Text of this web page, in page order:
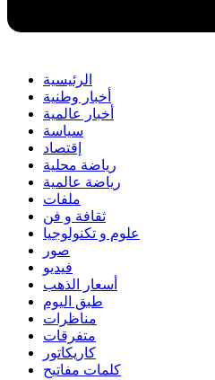
الرئيسية
أخبار وطنية
أخبار عالمية
سياسة
إقتصاد
رياضة محلية
رياضة عالمية
ملفات
ثقافة و فن
علوم و تكنولوجيا
صور
فيديو
أسعار الذهب
طبق اليوم
مناظرات
متفرقات
كاريكاتور
كلمات مفاتيح